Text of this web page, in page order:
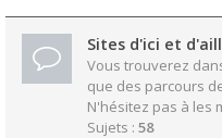
Sites d'ici et
Vous trouverez
que des parcours
N'hésitez pas à les
Sujets : 58